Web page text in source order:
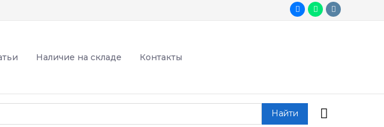
Наличие на складе Контакты
Найти